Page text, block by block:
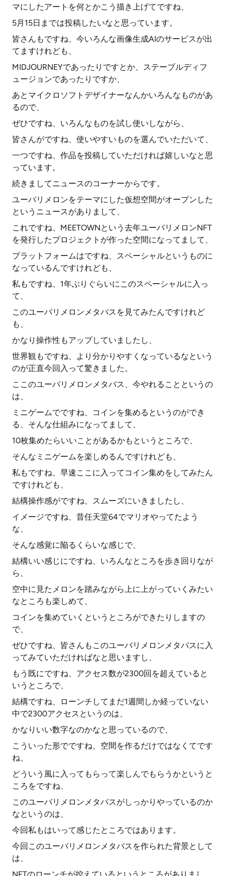
マにしたアートを何とかこう描き上げてですね、
5月15日までは投稿したいなと思っています。
皆さんもですね、今いろんな画像生成AIのサービスが出
てますけれども、
MIDJOURNEYであったりですとか、ステーブルディフ
ュージョンであったりですか、
あとマイクロソフトデザイナーなんかいろんなものがあ
るので、
ぜひですね、いろんなものを試し使いしながら、
皆さんがですね、使いやすいものを選んでいただいて、
一つですね、作品を投稿していただければ嬉しいなと思
っています。
続きましてニュースのコーナーからです。
ユーバリメロンをテーマにした仮想空間がオープンした
というニュースがありまして、
これですね、MEETOWNという去年ユーバリメロンNFT
を発行したプロジェクトが作った空間になってまして、
プラットフォームはですね、スペーシャルというものに
なっているんですけれども、
私もですね、1年ぶりぐらいにこのスペーシャルに入っ
て、
このユーバリメロンメタバスを見てみたんですけれど
も、
かなり操作性もアップしていましたし、
世界観もですね、より分かりやすくなっているなという
のが正直今回入って驚きました。
ここのユーバリメロンメタバス、今やれることというの
は、
ミニゲームでですね、コインを集めるというのができ
る、そんな仕組みになってまして、
10枚集めたらいいことがあるかもというところで、
そんなミニゲームを楽しめるんですけれども、
私もですね、早速ここに入ってコイン集めをしてみたん
ですけれども、
結構操作感がですね、スムーズにいきましたし、
イメージですね、昔任天堂64でマリオやってたよう
な、
そんな感覚に陥るくらいな感じで、
結構いい感じにですね、いろんなところを歩き回りなが
ら、
空中に見たメロンを踏みながら上に上がっていくみたい
なところも楽しめて、
コインを集めていくというところができたりしますの
で、
ぜひですね、皆さんもこのユーバリメロンメタバスに入
ってみていただければなと思いますし、
もう既にですね、アクセス数が2300回を超えていると
いうところで、
結構ですね、ローンチしてまだ1週間しか経っていない
中で2300アクセスというのは、
かなりいい数字なのかなと思っているので、
こういった形でですね、空間を作るだけではなくてです
ね、
どういう風に入ってもらって楽しんでもらうかというと
ころをですね、
このユーバリメロンメタバスがしっかりやっているのか
なというのは、
今回私もはいって感じたところではあります。
今回このユーバリメロンメタバスを作られた背景として
は、